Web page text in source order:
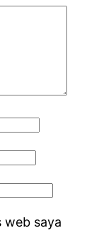
web saya